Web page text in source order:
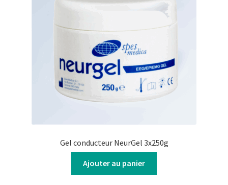
Gel conducteur NeurGel 3x250g
Ajouter au panier